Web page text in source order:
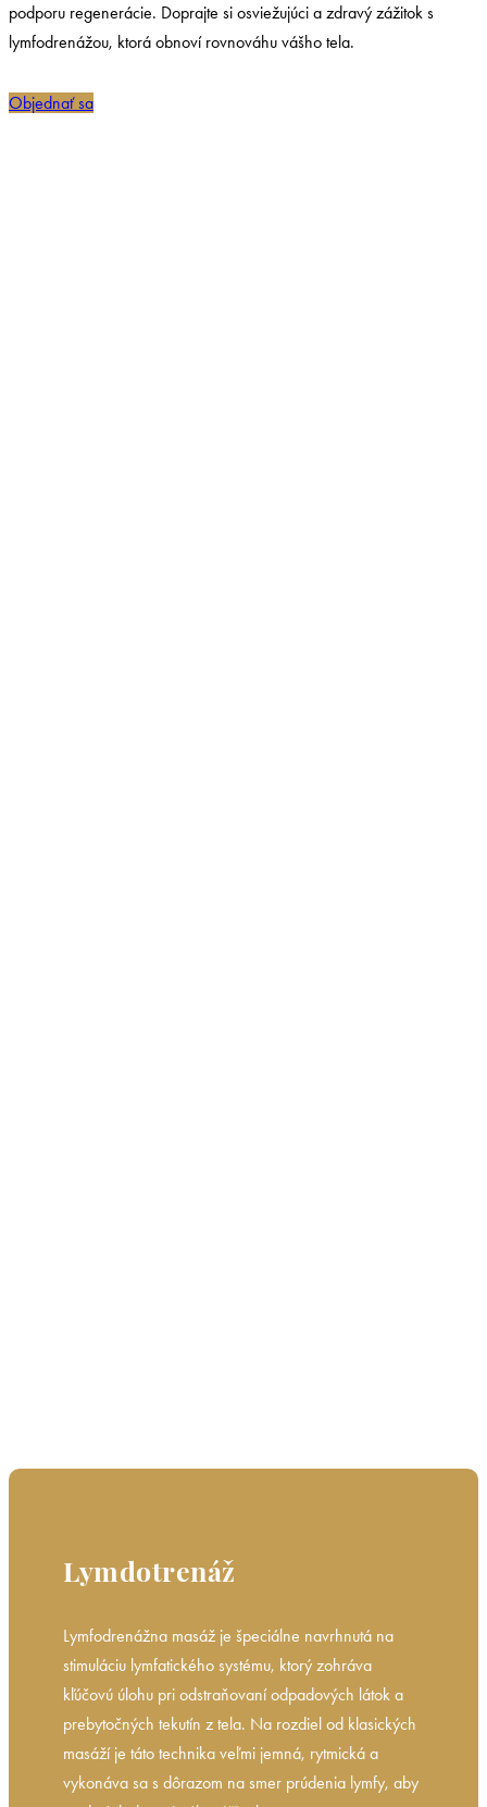
podporu regenerácie. Doprajte si osviežujúci a zdravý zážitok s
lymfodrenážou, ktorá obnoví rovnováhu vášho tela.
Objednať sa
Lymdotrenáž
Lymfodrenážna masáž je špeciálne navrhnutá na
stimuláciu lymfatického systému, ktorý zohráva
kľúčovú úlohu pri odstraňovaní odpadových látok a
prebytočných tekutín z tela. Na rozdiel od klasických
masáží je táto technika veľmi jemná, rytmická a
vykonáva sa s dôrazom na smer prúdenia lymfy, aby